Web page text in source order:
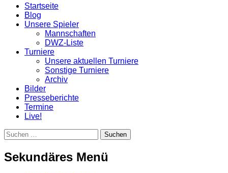
Zum
Inhalt
springen
Startseite
Blog
Unsere Spieler
Mannschaften
DWZ-Liste
Turniere
Unsere aktuellen Turniere
Sonstige Turniere
Archiv
Bilder
Presseberichte
Termine
Live!
Suchen
Suchen
nach:
Sekundäres Menü